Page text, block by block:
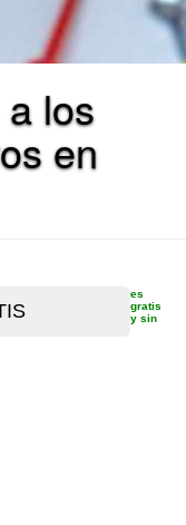
los
en
es
gratis
y sin